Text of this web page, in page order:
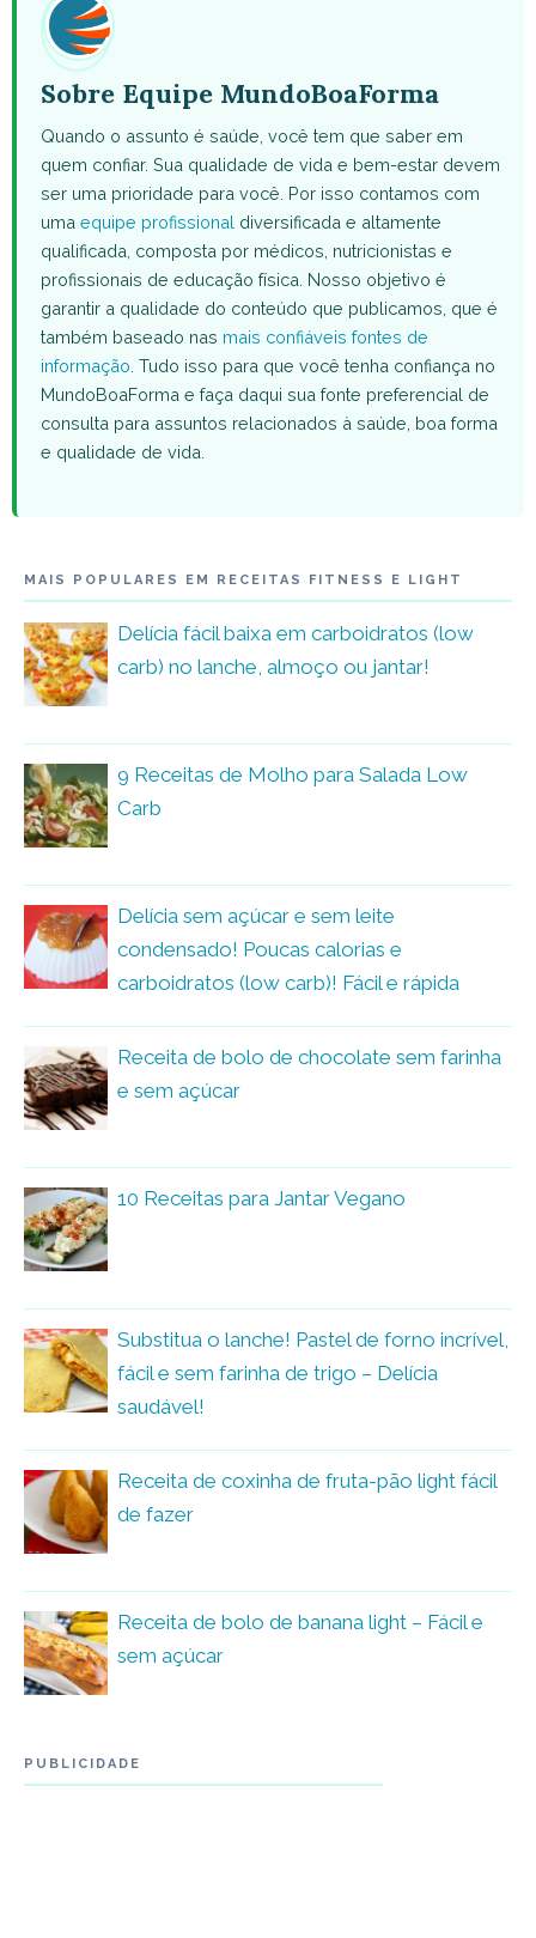
Sobre Equipe MundoBoaForma
Quando o assunto é saúde, você tem que saber em
quem confiar. Sua qualidade de vida e bem-estar devem
ser uma prioridade para você. Por isso contamos com
uma equipe profissional diversificada e altamente
qualificada, composta por médicos, nutricionistas e
profissionais de educação física. Nosso objetivo é
garantir a qualidade do conteúdo que publicamos, que é
também baseado nas mais confiáveis fontes de
informação . Tudo isso para que você tenha confiança no
MundoBoaForma e faça daqui sua fonte preferencial de
consulta para assuntos relacionados à saúde, boa forma
e qualidade de vida.
MAIS POPULARES EM RECEITAS FITNESS E LIGHT
Delícia fácil baixa em carboidratos (low
carb) no lanche, almoço ou jantar!
9 Receitas de Molho para Salada Low
Carb
Delícia sem açúcar e sem leite
condensado! Poucas calorias e
carboidratos (low carb)! Fácil e rápida
Receita de bolo de chocolate sem farinha
e sem açúcar
10 Receitas para Jantar Vegano
Substitua o lanche! Pastel de forno incrível,
fácil e sem farinha de trigo – Delícia
saudável!
Receita de coxinha de fruta-pão light fácil
de fazer
Receita de bolo de banana light – Fácil e
sem açúcar
PUBLICIDADE